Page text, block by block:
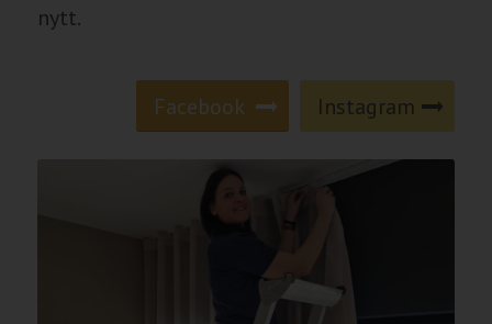
nytt.
Facebook Instagram